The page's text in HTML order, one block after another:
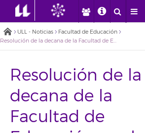
ULL - Noticias
Facultad de Educación
Resolución de la decana de la Facultad de Educación por la que se resuelven definitivamente las solicitudes de cambio de universidad y/o estudios universitarios españoles o extranjeros para el curso 2024-2025 (Convocatoria ordinaria)
Resolución de la
decana de la
Facultad de